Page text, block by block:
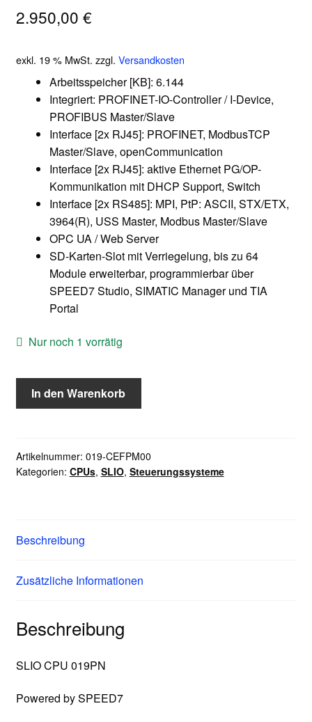
2.950,00 €
exkl. 19 % MwSt. zzgl. Versandkosten
Arbeitsspeicher [KB]: 6.144
Integriert: PROFINET-IO-Controller / I-Device,
PROFIBUS Master/Slave
Interface [2x RJ45]: PROFINET, ModbusTCP
Master/Slave, openCommunication
Interface [2x RJ45]: aktive Ethernet PG/OP-
Kommunikation mit DHCP Support, Switch
Interface [2x RS485]: MPI, PtP: ASCII, STX/ETX,
3964(R), USS Master, Modbus Master/Slave
OPC UA / Web Server
SD-Karten-Slot mit Verriegelung, bis zu 64
Module erweiterbar, programmierbar über
SPEED7 Studio, SIMATIC Manager und TIA
Portal
Nur noch 1 vorrätig
VIPA/Yaskawa
019-
019PN
Menge
In den Warenkorb
Artikelnummer: 019-CEFPM00
Kategorien: CPUs, SLIO, Steuerungssysteme
Beschreibung
Zusätzliche Informationen
Beschreibung
SLIO CPU 019PN
Powered by SPEED7